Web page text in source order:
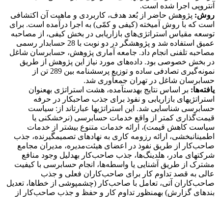
آنتروپی اجرا شده است.
روش: پژوهش حاضر از بُعد هدف، کاربردی و ماهیت آن اکتشافی
است که با روش آمیخته (کیفی و کمّی) به اجرا درآمده است. برای
توسعه مقیاس استراتژی‌های بازاریابی در بخش کیفی، از مصاحبه
عمیق استفاده شد و پژوهشگر در دو نوبت با 28 حسابدار رسمی
مصاحبه تلفنی انجام داد. جامعه آماری پژوهش، حسابرسان شاغل
در بخش خصوصی بود. داده‌های مورد نیاز این پژوهش از طریق
نمونه‌گیری تصادفی ساده و توزیع پرسش‎نامه بین 289 تن از
حسابرسان شاغل در تهران جمع‎آوری شد.
یافته‌ها:
بر اساس نتایج به‎دست‎آمده، هشت استراتژی به‎عنوان
استراتژی‎های بازاریابی و نفوذ برای جذب صاحب‎کار در حرفه
حسابرسی شناسایی شد. این استراتژی‎ها عبارت‎اند از: سیاست
قیمت‌گذاری کمتر از واقع خدمات حسابرسی (نرخ‎شکنی یا
سیاست کاهش قیمت)، ارائه خدمات متنوع بیشتر از خدمات
اطمینان‎بخشی، ارائه رزومه کاری به نهادهای تصمیم‎گیرنده، جذب
صاحب‌کار از طریق نفوذ در اعضای هیئت‌مدیره، مدیران مجامع
شرکت‎های مادر، هلدینگ‌ها، جذب صاحب‌کار به‎دلیل وجود منافع
مشترک از طریق آشنایی یا واسطه‌ها، انجام حسابرسی با کیفیت
عالی به قصد تداوم کار برای صاحب‌کاران فعلی و جذب
صاحب‌کاران آتی، تعامل با صاحب‌کار (چشم‎پوشی از خطا‎ها، تعدیل
بند‎های گزارش) به‎منظور تداوم کار و حفظ و جذب صاحب‌کار از